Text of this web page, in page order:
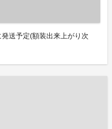
送予定(額装出来上がり次